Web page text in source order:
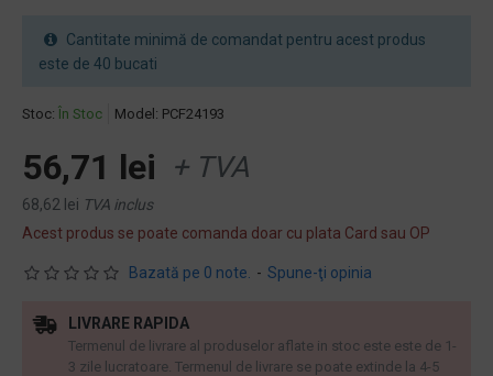
Stoc: În Stoc Model: PCF24193
Bazată pe 0 note. - Spune-ţi opinia
56,71 lei + TVA
68,62 lei TVA inclus
Acest produs se poate comanda doar cu plata Card sau OP
Cantitate minimă de comandat pentru acest produs
este de 40 bucati
LIVRARE RAPIDA
Termenul de livrare al produselor aflate in stoc este este de 1-
3 zile lucratoare. Termenul de livrare se poate extinde la 4-5